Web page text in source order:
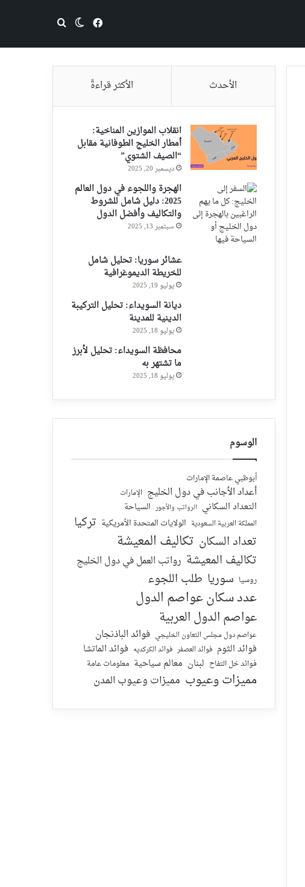
فيسبوكالوضع المظلم
بحث عن
الأحدث الأكثر قراءةً
انقلاب الموازين المناخية:
أمطار الخليج الطوفانية مقابل
“الصيف الشتوي”
ديسمبر 20, 2025
الهجرة واللجوء في دول العالم
2025: دليل شامل للشروط
والتكاليف وأفضل الدول
سبتمبر 13, 2025
عشائر سوريا: تحليل شامل
للخريطة الديموغرافية
يوليو 19, 2025
ديانة السويداء: تحليل التركيبة
الدينية للمدينة
يوليو 18, 2025
محافظة السويداء: تحليل لأبرز
ما تشتهر به
يوليو 18, 2025
الوسوم
أبوظبي عاصمة الإمارات
أعداد الأجانب في دول الخليج الإمارات
التعداد السكاني الرواتب والأجور السياحة
المملكة العربية السعودية الولايات المتحدة الأمريكية تركيا
تعداد السكان تكاليف المعيشة
تكاليف المعيشة رواتب العمل في دول الخليج
روسيا سوريا طلب اللجوء
عدد سكان عواصم الدول
عواصم الدول العربية
عواصم دول مجلس التعاون الخليجي فوائد الباذنجان
فوائد الثوم فوائد العصفر فوائد الكركديه فوائد الماتشا
فوائد خل التفاح لبنان معالم سياحية معلومات عامة
مميزات وعيوب مميزات وعيوب المدن